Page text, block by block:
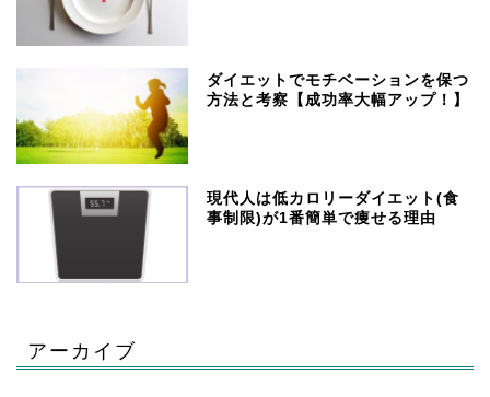
ダイエットでモチベーションを保つ
方法と考察【成功率大幅アップ！】
現代人は低カロリーダイエット(食
事制限)が1番簡単で痩せる理由
アーカイブ